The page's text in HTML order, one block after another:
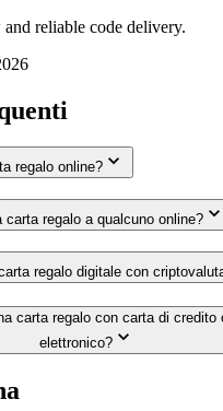
reliable code delivery.
regalo online?
carta regalo a qualcuno online?
regalo digitale con
carta regalo con carta di credito
elettronico?